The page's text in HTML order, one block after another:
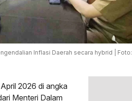
Inflasi Daerah secara hybrid | Foto:
2026 di angka
Menteri Dalam